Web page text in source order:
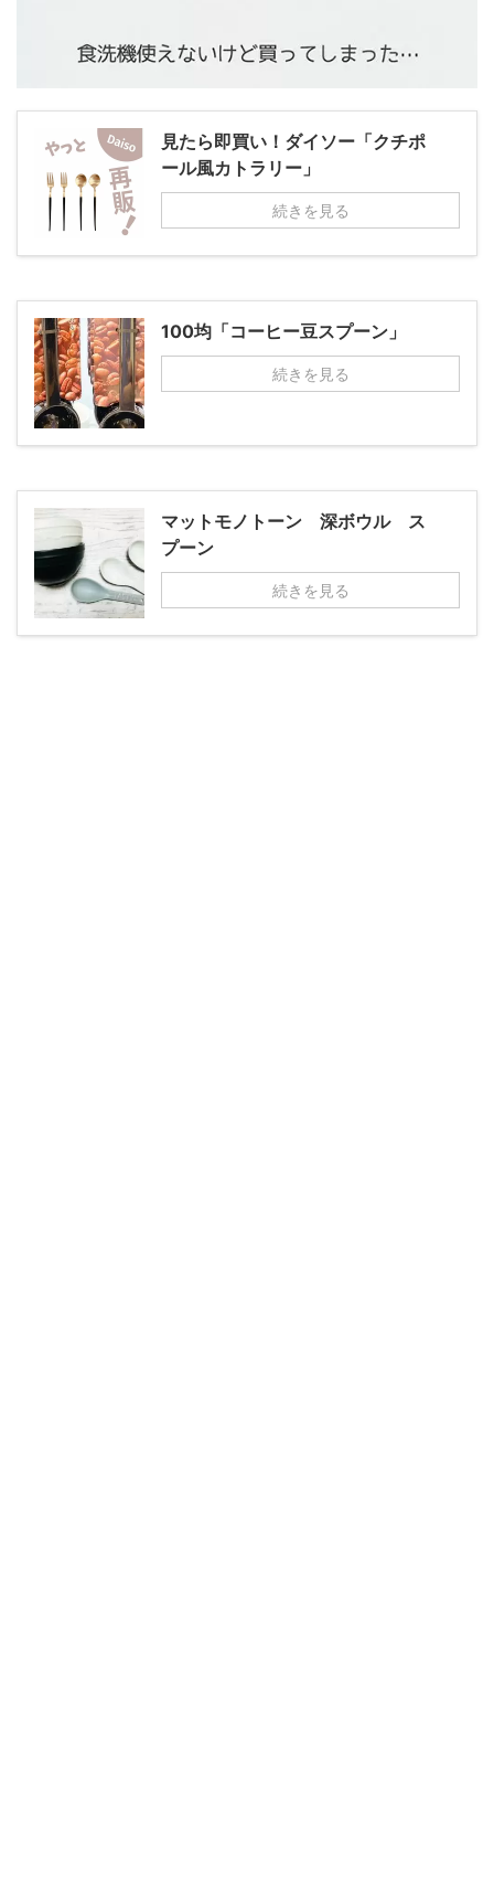
見たら即買い！ダイソー「クチポ
ール風カトラリー」
続きを見る
100均「コーヒー豆スプーン」
続きを見る
マットモノトーン 深ボウル ス
プーン
続きを見る